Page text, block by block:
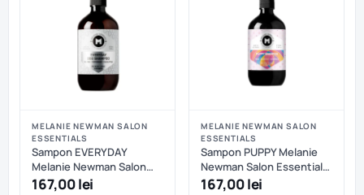
MELANIE NEWMAN SALON
ESSENTIALS
Sampon EVERYDAY
Melanie Newman Salon
Essentials - 500 ml
167,00 lei
MELANIE NEWMAN SALON
ESSENTIALS
Sampon PUPPY Melanie
Newman Salon Essentials
- 500 ml
167,00 lei